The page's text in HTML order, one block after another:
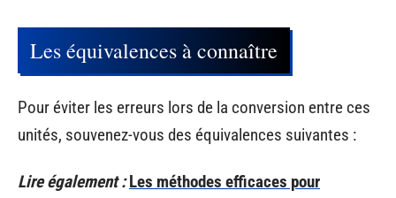
Les équivalences à connaître
Pour éviter les erreurs lors de la conversion entre ces
unités, souvenez-vous des équivalences suivantes :
Lire également : Les méthodes efficaces pour